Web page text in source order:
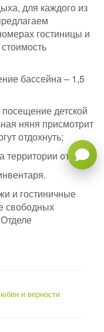
для каждого из
гостиницы и
бассейна – 1,5
детской
няня присмотрит
отдохнуть;
отеля;
и гостиничные
свободных
и верности